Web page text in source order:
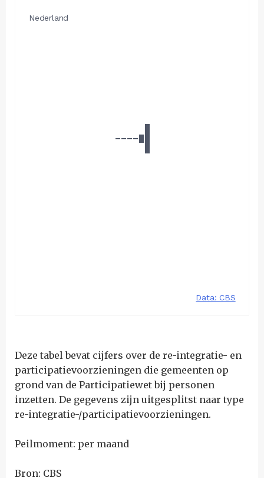
Deze tabel bevat cijfers over de re-integratie- en
participatievoorzieningen die gemeenten op
grond van de Participatiewet bij personen
inzetten. De gegevens zijn uitgesplitst naar type
re-integratie-/participatievoorzieningen.
Peilmoment: per maand
Bron: CBS